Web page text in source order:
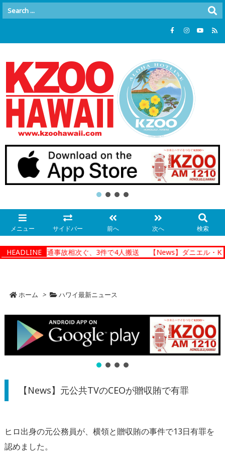
メニュー サイドバー 前へ 次へ 検索
HEADLINE
ルで朝の交通事故相次ぐ、3件で4人搬送 【News】ダニエル・K
ホーム > ハワイ最新ニュース
【News】元公共TVのCEOが贈収賄で有罪
ヒロ出身の元公務員が、横領と贈収賄の事件で13日有罪を
認めました。